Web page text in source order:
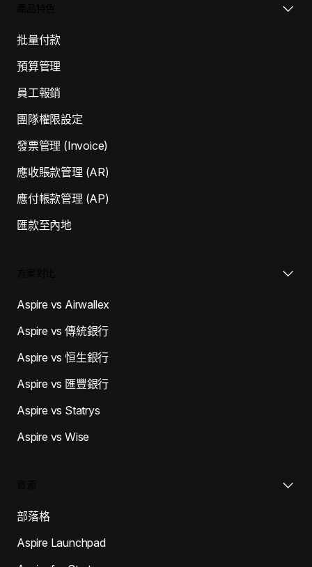
批量付款
預算管理
員工報銷
團隊權限設定
發票管理 (Invoice)
應收賬款管理 (AR)
應付帳款管理 (AP)
匯款至內地
Aspire vs Airwallex
Aspire vs 傳統銀行
Aspire vs 恒生銀行
Aspire vs 匯豐銀行
Aspire vs Statrys
Aspire vs Wise
部落格
Aspire Launchpad